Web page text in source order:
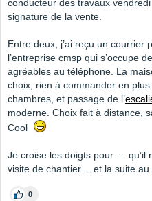
conducteur des travaux
signature de la vente.
Entre deux, j’ai reçu un courrier
l’entreprise cmsp qui s’occupe
agréables au téléphone. La
choix, rien à commander en
chambres, et passage de l’
moderne. Choix fait à distance,
Cool
Je croise les doigts pour … qu’il
visite de chantier… et la suite au
0